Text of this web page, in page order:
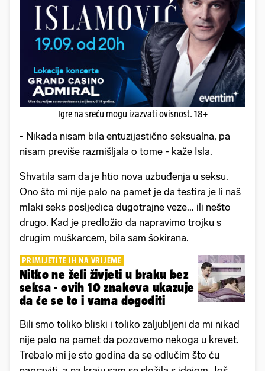
Igre na sreću mogu izazvati ovisnost. 18+
- Nikada nisam bila entuzijastično seksualna, pa
nisam previše razmišljala o tome - kaže Isla.
Shvatila sam da je htio nova uzbuđenja u seksu.
Ono što mi nije palo na pamet je da testira je li naš
mlaki seks posljedica dugotrajne veze... ili nešto
drugo. Kad je predložio da napravimo trojku s
drugim muškarcem, bila sam šokirana.
PRIMIJETITE IH NA VRIJEME
Nitko ne želi živjeti u braku bez
seksa - ovih 10 znakova ukazuje
da će se to i vama dogoditi
Bili smo toliko bliski i toliko zaljubljeni da mi nikad
nije palo na pamet da pozovemo nekoga u krevet.
Trebalo mi je sto godina da se odlučim što ću